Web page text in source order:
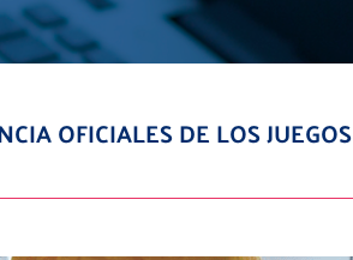
OFICIALES DE LOS JUEGOS